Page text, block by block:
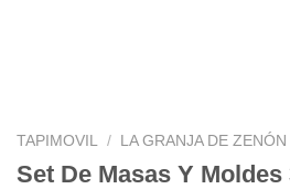
TAPIMOVIL / LA GRANJA DE ZENÓN
Set De Masas Y